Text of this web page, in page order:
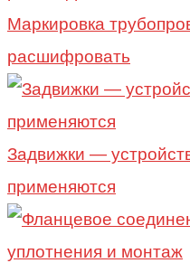
Маркировка
расшифровать
Задвижки —
применяются